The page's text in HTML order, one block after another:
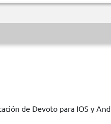
de Devoto para IOS y